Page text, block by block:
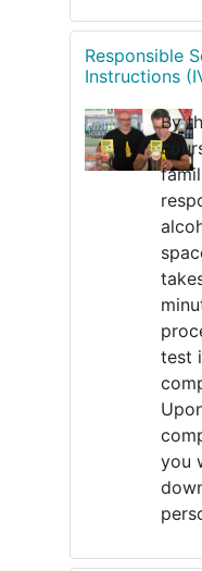
Responsible
Instructions
By
test
you